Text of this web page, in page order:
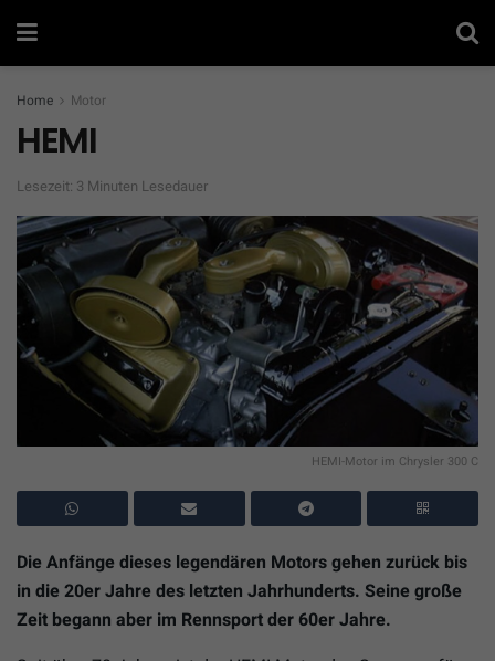
Home Motor
HEMI
Lesezeit: 3 Minuten Lesedauer
HEMI-Motor im Chrysler 300 C
Die Anfänge dieses legendären Motors gehen zurück bis
in die 20er Jahre des letzten Jahrhunderts. Seine große
Zeit begann aber im Rennsport der 60er Jahre.